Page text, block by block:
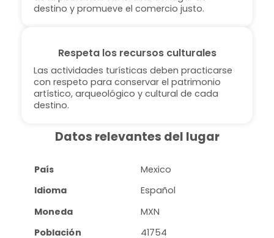
destino y promueve el comercio justo.
Respeta los recursos culturales
Las actividades turísticas deben practicarse
con respeto para conservar el patrimonio
artístico, arqueológico y cultural de cada
destino.
Datos relevantes del lugar
País
Mexico
Idioma
Español
Moneda
MXN
Población
41754